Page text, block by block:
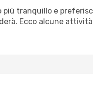
tranquillo e
Ecco alcune